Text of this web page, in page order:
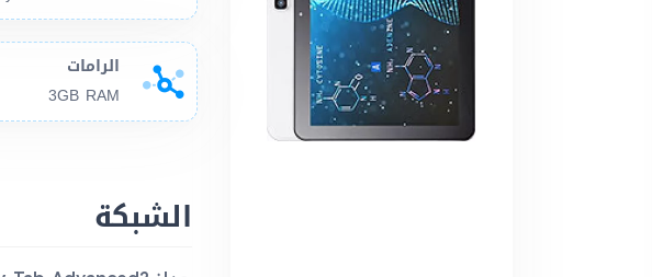
الرامات
3GB RAM
الشبكة